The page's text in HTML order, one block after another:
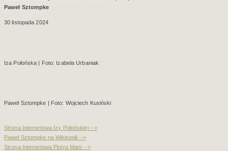
Paweł Sztompke
30 listopada 2024
Iza Połońska | Foto: Izabela Urbaniak
Paweł Sztompke | Foto: Wojciech Kusiński
Strona Internetowa Izy Połońskiej -->
Paweł Sztompke na Wikipedii -->
Strona Internetowa Piotra Mani -->